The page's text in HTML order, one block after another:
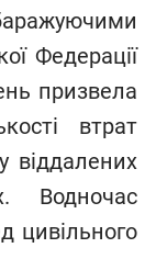
Федерації
призвела
втрат
віддалених
Водночас
цивільного